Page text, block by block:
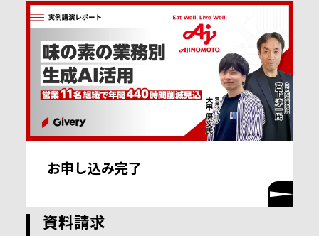
お申し込み完了
資料請求